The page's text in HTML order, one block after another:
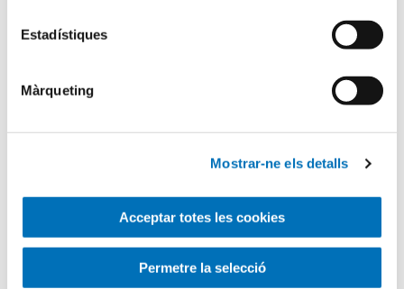
Estadístiques
Màrqueting
Mostrar-ne els detalls
Acceptar totes les cookies
Permetre la selecció
Aula Hospitalària
Testimonis
Pediatria